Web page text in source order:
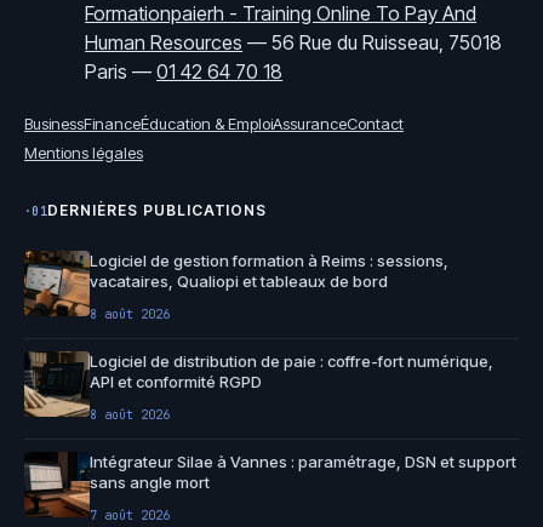
Formationpaierh - Training Online To Pay And
Human Resources —56 Rue du Ruisseau, 75018
Paris —01 42 64 70 18
BusinessFinanceÉducation & EmploiAssuranceContact
Mentions légales
·01DERNIÈRES PUBLICATIONS
Logiciel de gestion formation à Reims : sessions,
vacataires, Qualiopi et tableaux de bord
8 août 2026
Logiciel de distribution de paie : coffre-fort numérique,
API et conformité RGPD
8 août 2026
Intégrateur Silae à Vannes : paramétrage, DSN et support
sans angle mort
7 août 2026